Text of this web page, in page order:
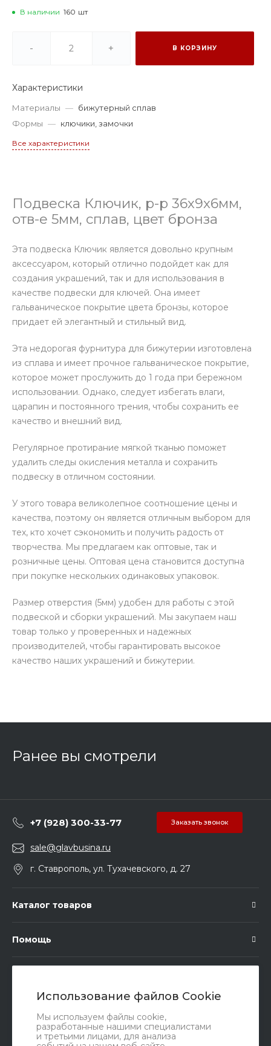
Использование файлов Cookie
Мы используем файлы cookie,
разработанные нашими специалистами
и третьими лицами, для анализа
В наличии 160 шт
- + В КОРЗИНУ
Характеристики
Материалы — бижутерный сплав
Формы — ключики, замочки
Все характеристики
Подвеска Ключик, р-р 36х9х6мм,
отв-е 5мм, сплав, цвет бронза
Эта подвеска Ключик является довольно крупным
аксессуаром, который отлично подойдет как для
создания украшений, так и для использования в
качестве подвески для ключей. Она имеет
гальваническое покрытие цвета бронзы, которое
придает ей элегантный и стильный вид.
Эта недорогая фурнитура для бижутерии изготовлена
из сплава и имеет прочное гальваническое покрытие,
которое может прослужить до 1 года при бережном
использовании. Однако, следует избегать влаги,
царапин и постоянного трения, чтобы сохранить ее
качество и внешний вид.
Регулярное протирание мягкой тканью поможет
удалить следы окисления металла и сохранить
подвеску в отличном состоянии.
У этого товара великолепное соотношение цены и
качества, поэтому он является отличным выбором для
тех, кто хочет сэкономить и получить радость от
творчества. Мы предлагаем как оптовые, так и
розничные цены. Оптовая цена становится доступна
при покупке нескольких одинаковых упаковок.
Размер отверстия (5мм) удобен для работы с этой
подвеской и сборки украшений. Мы закупаем наш
товар только у проверенных и надежных
производителей, чтобы гарантировать высокое
качество наших украшений и бижутерии.
Ранее вы смотрели
+7 (928) 300-33-77 Заказать звонок
sale@glavbusina.ru
г. Ставрополь, ул. Тухачевского, д. 27
Каталог товаров
Помощь